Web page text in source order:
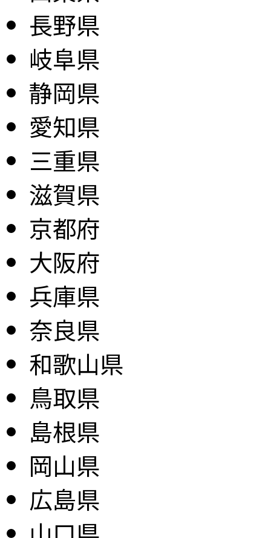
長野県
岐阜県
静岡県
愛知県
三重県
滋賀県
京都府
大阪府
兵庫県
奈良県
和歌山県
鳥取県
島根県
岡山県
広島県